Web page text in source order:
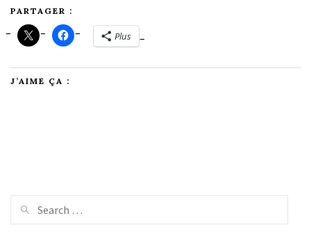
PARTAGER :
Plus
J’AIME ÇA :